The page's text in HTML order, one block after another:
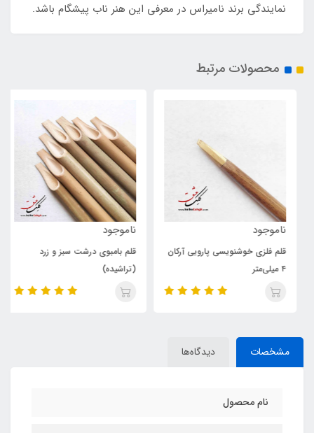
نمایندگی برند نامیراس در معرفی این هنر ناب پیشگام باشد.
محصولات مرتبط
ناموجود
قلم فلزی خوشنویسی پارویی آرکان
ناموجود
قلم بامبوی درشت سبز و زرد
(تراشیده)
مشخصات دیدگاه‌ها
نام محصول